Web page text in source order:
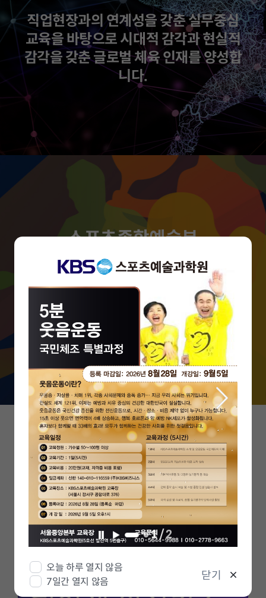
직업현장과의 연계성을 갖춘 실무중심
교육을 바탕으로 시대적 감각과 현실적
감각을 갖춘 글로벌 체육 인재를 양성합
니다.
스포츠종합예술부
4차혁명시대에 무엇보다 중요해진 예
술적 감성과 가치를 스포츠와 결합하여
무한한 부가가치를 창출할 수 있는 인재
를 양성합니다.
일
정
지
재
1/2
오늘 하루 열지 않음
7일간 열지 않음
닫기